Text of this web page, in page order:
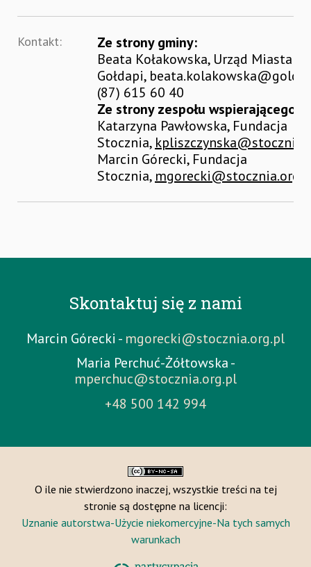
Kontakt:
Ze strony gminy:
Beata Kołakowska, Urząd Miasta
Gołdapi,
(87) 615 60 40
Ze strony zespołu wspierającego:
Katarzyna Pawłowska, Fundacja
Stocznia,
Marcin Górecki, Fundacja
Stocznia,
Skontaktuj się z nami
Marcin Górecki - mgorecki@stocznia.org.pl
Maria Perchuć-Żółtowska -
mperchuc@stocznia.org.pl
+48 500 142 994
O ile nie stwierdzono inaczej, wszystkie treści na tej
stronie są dostępne na licencji:
Uznanie autorstwa-Użycie niekomercyjne-Na tych samych
warunkach